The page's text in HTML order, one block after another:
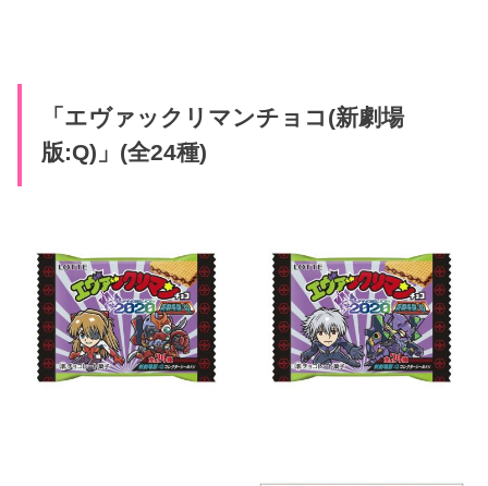
「エヴァックリマンチョコ(新劇場
版:Q)」(全24種)